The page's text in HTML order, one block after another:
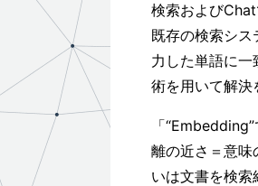
検索およびChat
既存の検索シ
力した単語に
術を用いて解決
「
離の近さ＝意味
いは文書を検索